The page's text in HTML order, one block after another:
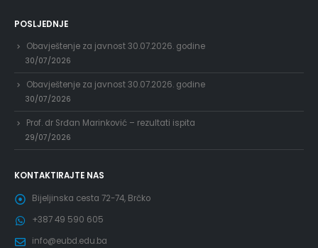
POSLJEDNJE
Obavještenje za javnost 30.07.2026. godine
30/07/2026
Obavještenje za javnost 30.07.2026. godine
30/07/2026
Prof. dr Srđan Marinković – rezultati ispita
29/07/2026
KONTAKTIRAJTE NAS
Bijeljinska cesta 72-74, Brčko
+387 49 590 605
info@eubd.edu.ba